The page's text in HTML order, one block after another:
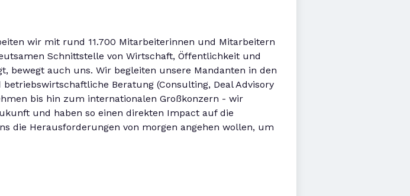
wir mit rund 11.700 Mitarbeiterinnen und Mitarbeitern
Schnittstelle von Wirtschaft, Öffentlichkeit und
bewegt auch uns. Wir begleiten unsere Mandanten in den
Beratung (Consulting, Deal Advisory
bis hin zum internationalen Großkonzern - wir
und haben so einen direkten Impact auf die
die Herausforderungen von morgen angehen wollen, um